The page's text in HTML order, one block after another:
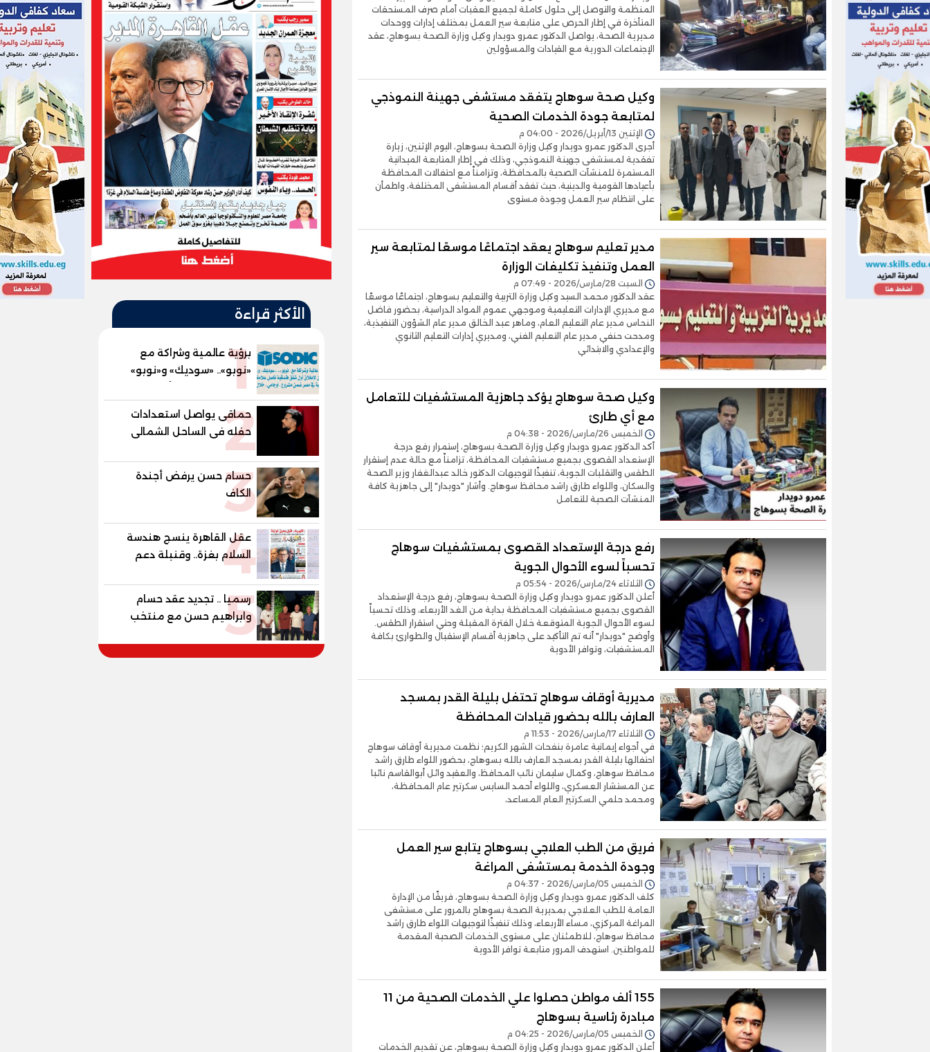
المنظمة والتوصل إلى حلول كاملة لجميع العقبات أمام صرف المستحقات
المتأخرة في إطار الحرص على متابعة سير العمل بمختلف إدارات ووحدات
مديرية الصحة، يواصل الدكتور عمرو دويدار وكيل وزارة الصحة بسوهاج، عقد
الإجتماعات الدورية مع القيادات والمسؤولين
وكيل صحة سوهاج يتفقد مستشفى جهينة النموذجي
لمتابعة جودة الخدمات الصحية
الإثنين 13/أبريل/2026 - 04:00 م
أجرى الدكتور عمرو دويدار وكيل وزارة الصحة بسوهاج، اليوم الإثنين، زيارة
تفقدية لمستشفى جهينة النموذجي، وذلك في إطار المتابعة الميدانية
المستمرة للمنشآت الصحية بالمحافظة، وتزامناً مع احتفالات المحافظة
بأعيادها القومية والدينية، حيث تفقد أقسام المستشفى المختلفة، واطمأن
على انتظام سير العمل وجودة مستوى
مدير تعليم سوهاج يعقد اجتماعًا موسعًا لمتابعة سير
العمل وتنفيذ تكليفات الوزارة
السبت 28/مارس/2026 - 07:49 م
عقد الدكتور محمد السيد وكيل وزارة التربية والتعليم بسوهاج، اجتماعًا موسعًا
مع مديري الإدارات التعليمية وموجهي عموم المواد الدراسية، بحضور فاضل
النحاس مدير عام التعليم العام، وماهر عبد الخالق مدير عام الشؤون التنفيذية،
ومدحت حنفي مدير عام التعليم الفني، ومديري إدارات التعليم الثانوي
والإعدادي والابتدائي
وكيل صحة سوهاج يؤكد جاهزية المستشفيات للتعامل
مع أي طارئ
الخميس 26/مارس/2026 - 04:38 م
أكد الدكتور عمرو دويدار وكيل وزارة الصحة بسوهاج، إستمرار رفع درجة
الإستعداد القصوى بجميع مستشفيات المحافظة، تزامناً مع حالة عدم إستقرار
الطقس والتقلبات الجوية، تنفيذًا لتوجيهات الدكتور خالد عبدالغفار وزير الصحة
والسكان، واللواء طارق راشد محافظ سوهاج. وأشار "دويدار" إلى جاهزية كافة
المنشآت الصحية للتعامل
رفع درجة الإستعداد القصوى بمستشفيات سوهاج
تحسباً لسوء الأحوال الجوية
الثلاثاء 24/مارس/2026 - 05:54 م
أعلن الدكتور عمرو دويدار وكيل وزارة الصحة بسوهاج، رفع درجة الإستعداد
القصوى بجميع مستشفيات المحافظة بداية من الغد الأربعاء، وذلك تحسباً
لسوء الأحوال الجوية المتوقعة خلال الفترة المقبلة وحتي استقرار الطقس.
وأوضح "دويدار" أنه تم التأكيد على جاهزية أقسام الإستقبال والطوارئ بكافة
المستشفيات، وتوافر الأدوية
مديرية أوقاف سوهاج تحتفل بليلة القدر بمسجد
العارف بالله بحضور قيادات المحافظة
الثلاثاء 17/مارس/2026 - 11:53 م
في أجواء إيمانية عامرة بنفحات الشهر الكريم؛ نظمت مديرية أوقاف سوهاج
احتفالها بليلة القدر بمسجد العارف بالله بسوهاج، بحضور اللواء طارق راشد
محافظ سوهاج، وكمال سليمان نائب المحافظ، والعقيد وائل أبوالقاسم نائبا
عن المستشار العسكري، واللواء أحمد السايس سكرتير عام المحافظة،
ومحمد حلمي السكرتير العام المساعد،
فريق من الطب العلاجي بسوهاج يتابع سير العمل
وجودة الخدمة بمستشفى المراغة
الخميس 05/مارس/2026 - 04:37 م
كلف الدكتور عمرو دويدار وكيل وزارة الصحة بسوهاج، فريقًا من الإدارة
العامة للطب العلاجي بمديرية الصحة بسوهاج بالمرور على مستشفى
المراغة المركزي، مساء الأربعاء، وذلك تنفيذًا لتوجيهات اللواء طارق راشد
محافظ سوهاج، للاطمئنان على مستوى الخدمات الصحية المقدمة
للمواطنين. استهدف المرور متابعة توافر الأدوية
155 ألف مواطن حصلوا علي الخدمات الصحية من 11
مبادرة رئاسية بسوهاج
الخميس 05/مارس/2026 - 04:25 م
أعلن الدكتور عمرو دويدار وكيل وزارة الصحة بسوهاج، عن تقديم الخدمات
الأكثر قراءة
1
برؤية عالمية وشراكة مع
«نوبو».. «سوديك» و«نوبو»
تستعدان لإطلاق أول شقق
العالمية في مصر ضمن
مشروع «أوجامي» خلال أيام
2
حماقى يواصل استعدادات
حفله فى الساحل الشمالى
الجمعة
3
حسام حسن يرفض أجندة
الكاف
4
عقل القاهرة ينسج هندسة
السلام بغزة.. وقنبلة دعم
الكهرباء تفجر الموازنة
5
رسميا .. تجديد عقد حسام
وابراهيم حسن مع منتخب
مصر حتي مونديال 2030